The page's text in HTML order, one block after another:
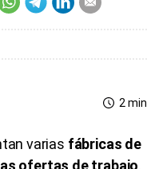
2 min
varias fábricas de
ofertas de trabajo.